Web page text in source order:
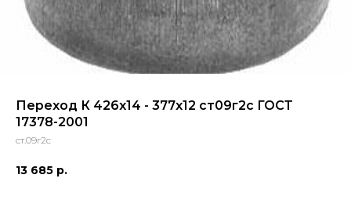
Переход К 426x14 - 377x12 ст09г2с ГОСТ
17378-2001
ст.09г2с
13 685 р.